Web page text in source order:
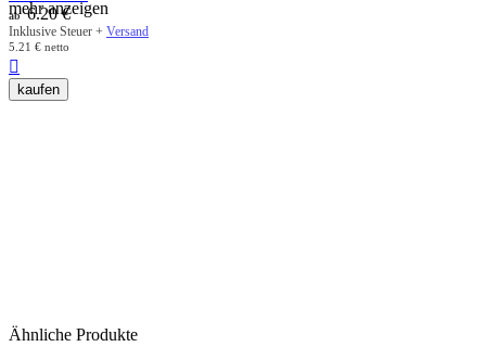
mehr anzeigen
ab 6.20 €
Inklusive Steuer + Versand
5.21 € netto

kaufen
Ähnliche Produkte